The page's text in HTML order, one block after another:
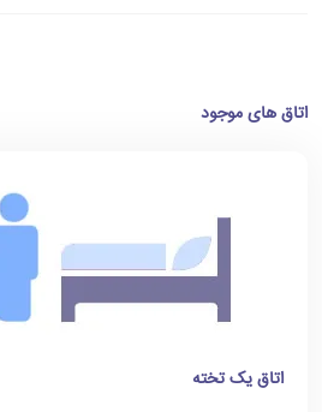
اتاق های موجود
اتاق یک تخته